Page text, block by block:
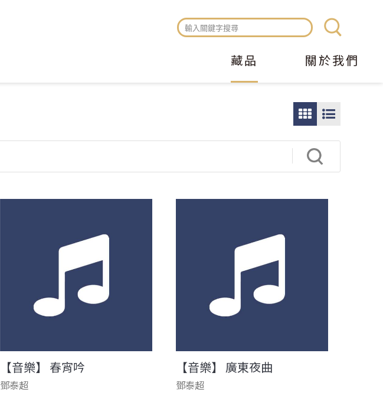
藏品 關於我們
圖
片
圖
文
【音樂】 春宵吟
鄧泰超
【音樂】 廣東夜曲
鄧泰超